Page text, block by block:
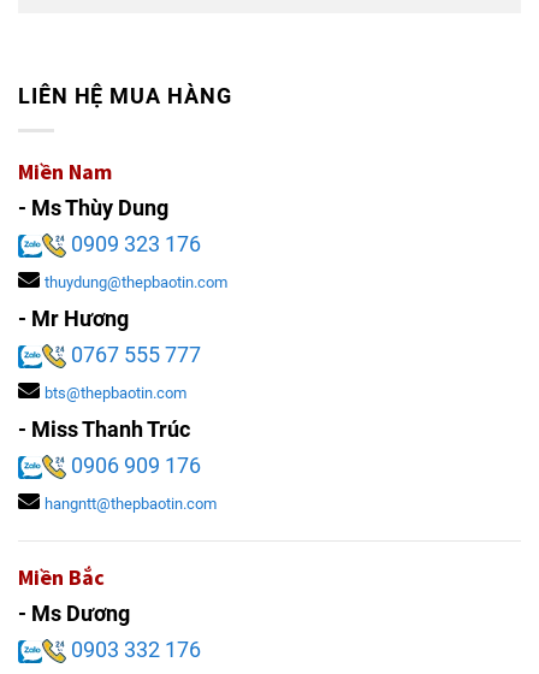
LIÊN HỆ MUA HÀNG
Miền Nam
- Ms Thùy Dung
0909 323 176
thuydung@thepbaotin.com
- Mr Hương
0767 555 777
bts@thepbaotin.com
- Miss Thanh Trúc
0906 909 176
hangntt@thepbaotin.com
Miền Bắc
- Ms Dương
0903 332 176